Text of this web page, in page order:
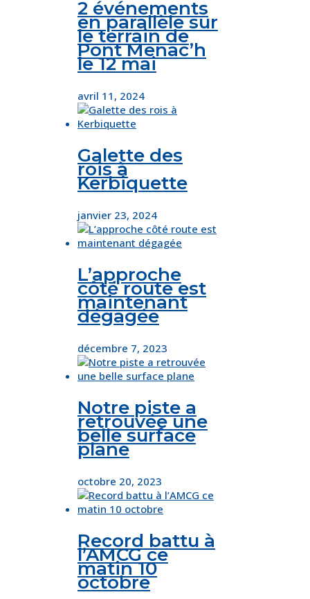
2 événements
en parallèle sur
le terrain de
Pont Menac’h
le 12 mai
avril 11, 2024
Galette des
rois à
Kerbiquette
janvier 23, 2024
L’approche
côté route est
maintenant
dégagée
décembre 7, 2023
Notre piste a
retrouvée une
belle surface
plane
octobre 20, 2023
Record battu à
l’AMCG ce
matin 10
octobre